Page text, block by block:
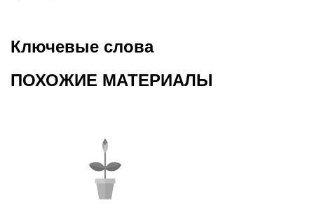
Ключевые слова
ПОХОЖИЕ МАТЕРИАЛЫ